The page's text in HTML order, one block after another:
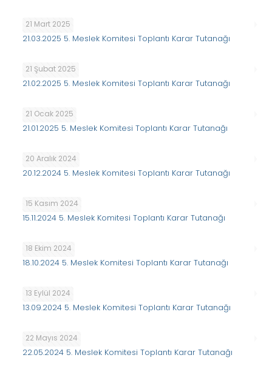
21 Mart 2025
21.03.2025 5. Meslek Komitesi Toplantı Karar Tutanağı
21 Şubat 2025
21.02.2025 5. Meslek Komitesi Toplantı Karar Tutanağı
21 Ocak 2025
21.01.2025 5. Meslek Komitesi Toplantı Karar Tutanağı
20 Aralık 2024
20.12.2024 5. Meslek Komitesi Toplantı Karar Tutanağı
15 Kasım 2024
15.11.2024 5. Meslek Komitesi Toplantı Karar Tutanağı
18 Ekim 2024
18.10.2024 5. Meslek Komitesi Toplantı Karar Tutanağı
13 Eylül 2024
13.09.2024 5. Meslek Komitesi Toplantı Karar Tutanağı
22 Mayıs 2024
22.05.2024 5. Meslek Komitesi Toplantı Karar Tutanağı